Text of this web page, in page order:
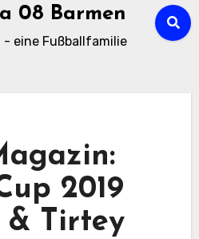
08 Barmen
eine Fußballfamilie
2019
& Tirtey